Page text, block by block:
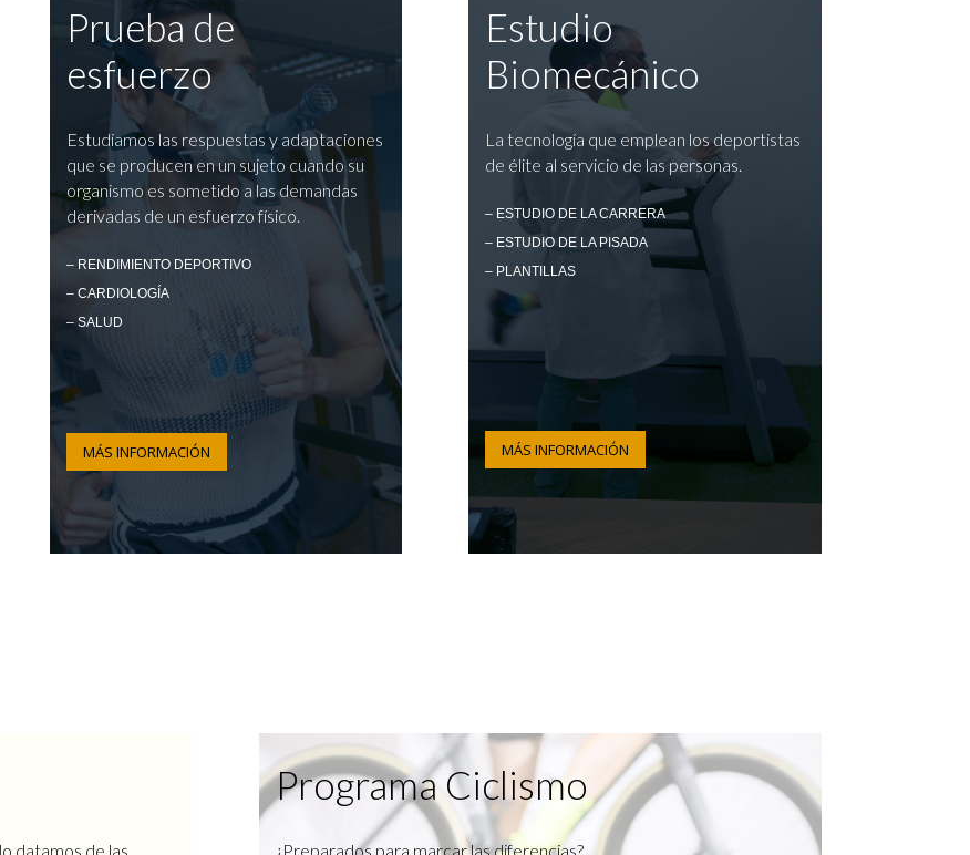
Prueba de
esfuerzo
Estudiamos las respuestas y adaptaciones
que se producen en un sujeto cuando su
organismo es sometido a las demandas
derivadas de un esfuerzo físico.
– RENDIMIENTO DEPORTIVO
– CARDIOLOGÍA
– SALUD
MÁS INFORMACIÓN
Estudio
Biomecánico
La tecnología que emplean los deportistas
de élite al servicio de las personas.
– ESTUDIO DE LA CARRERA
– ESTUDIO DE LA PISADA
– PLANTILLAS
MÁS INFORMACIÓN
datamos de las
Programa Ciclismo
¿Preparados para marcar las diferencias?